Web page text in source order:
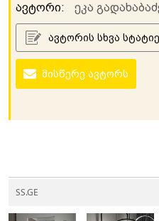
ავტორი: ეკა
ავტორის სხვა
მისწერე ავტორს
SS.GE